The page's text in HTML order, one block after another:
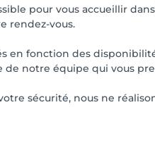
pour vous accueillir
rendez-vous.
en fonction des
notre équipe qui vous
sécurité, nous ne